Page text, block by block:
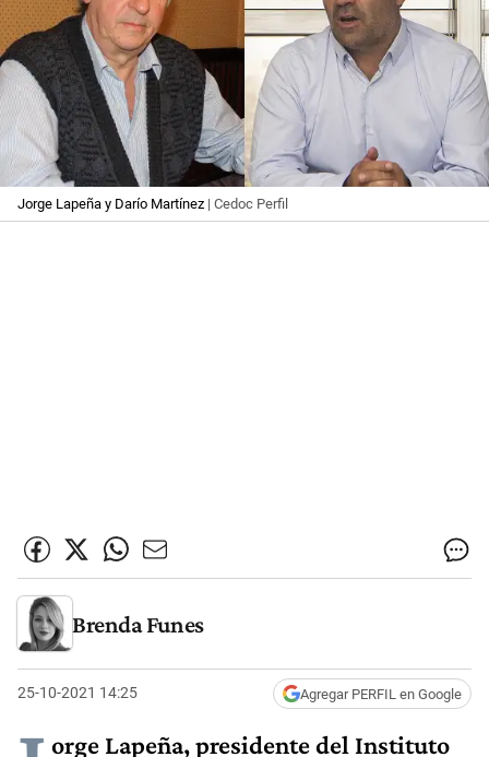
Jorge Lapeña y Darío Martínez | Cedoc Perfil
Brenda Funes
25-10-2021 14:25 Agregar PERFIL en Google
orge Lapeña, presidente del Instituto